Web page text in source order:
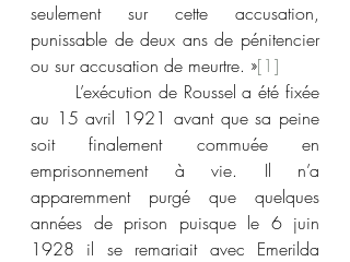
seulement sur cette accusation,
punissable de deux ans de pénitencier
ou sur accusation de meurtre. »[1]
au 15 avril 1921 avant que sa peine
soit finalement commuée en
emprisonnement à vie. Il n’a
apparemment purgé que quelques
années de prison puisque le 6 juin
1928 il se remariait avec Emerilda